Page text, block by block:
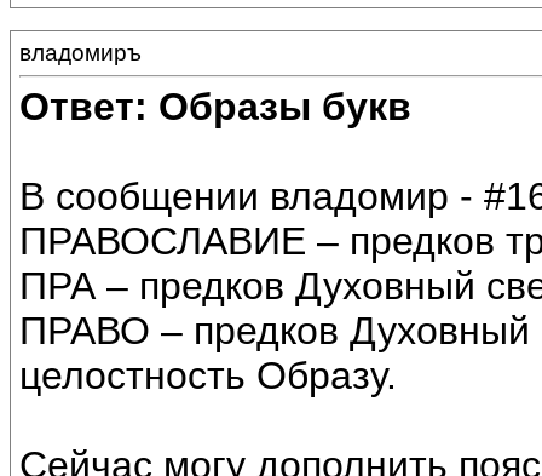
владомиръ
Ответ: Образы букв
В сообщении владомир -
ПРАВОСЛАВИЕ – предков
ПРА – предков Духовный
ПРАВО – предков
целостность Образу.
Сейчас могу дополнить